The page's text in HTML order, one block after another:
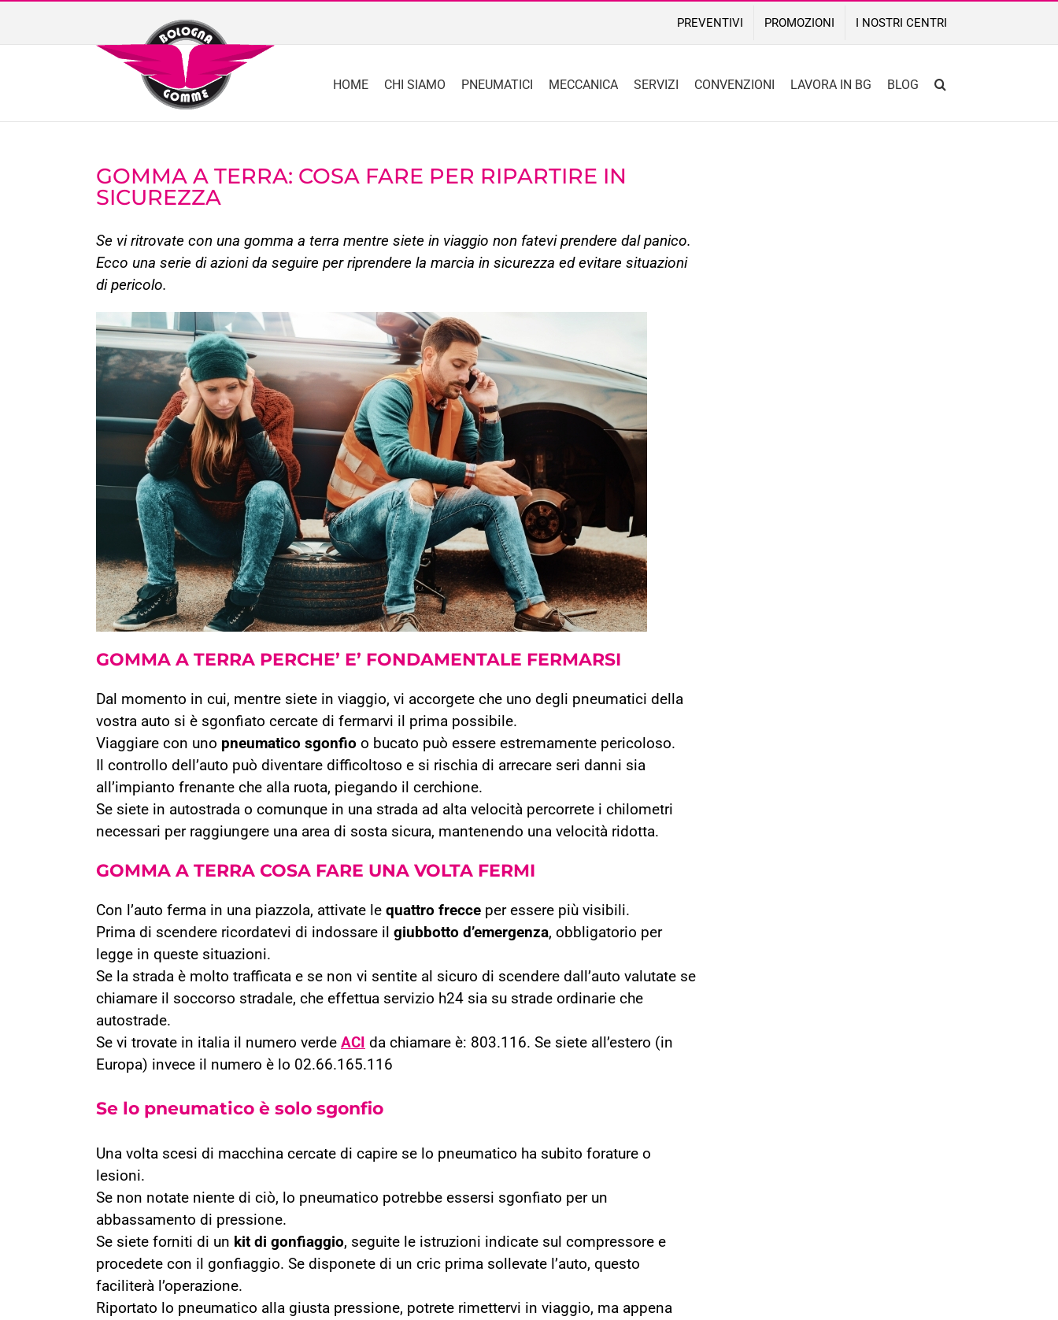
content
PREVENTIVI PROMOZIONI I NOSTRI CENTRI
HOME CHI SIAMO PNEUMATICI MECCANICA SERVIZI CONVENZIONI LAVORA IN BG BLOG
GOMMA A TERRA: COSA FARE PER RIPARTIRE IN
SICUREZZA
Se vi ritrovate con una gomma a terra mentre siete in viaggio non fatevi prendere dal panico.
Ecco una serie di azioni da seguire per riprendere la marcia in sicurezza ed evitare situazioni
di pericolo.
GOMMA A TERRA PERCHE’ E’ FONDAMENTALE FERMARSI
Dal momento in cui, mentre siete in viaggio, vi accorgete che uno degli pneumatici della
vostra auto si è sgonfiato cercate di fermarvi il prima possibile.
Viaggiare con uno pneumatico sgonfio o bucato può essere estremamente pericoloso.
Il controllo dell’auto può diventare difficoltoso e si rischia di arrecare seri danni sia
all’impianto frenante che alla ruota, piegando il cerchione.
Se siete in autostrada o comunque in una strada ad alta velocità percorrete i chilometri
necessari per raggiungere una area di sosta sicura, mantenendo una velocità ridotta.
GOMMA A TERRA COSA FARE UNA VOLTA FERMI
Con l’auto ferma in una piazzola, attivate le quattro frecce per essere più visibili.
Prima di scendere ricordatevi di indossare il giubbotto d’emergenza, obbligatorio per
legge in queste situazioni.
Se la strada è molto trafficata e se non vi sentite al sicuro di scendere dall’auto valutate se
chiamare il soccorso stradale, che effettua servizio h24 sia su strade ordinarie che
autostrade.
Se vi trovate in italia il numero verde ACI da chiamare è: 803.116. Se siete all’estero (in
Europa) invece il numero è lo 02.66.165.116
Se lo pneumatico è solo sgonfio
Una volta scesi di macchina cercate di capire se lo pneumatico ha subito forature o
lesioni.
Se non notate niente di ciò, lo pneumatico potrebbe essersi sgonfiato per un
abbassamento di pressione.
Se siete forniti di un kit di gonfiaggio, seguite le istruzioni indicate sul compressore e
procedete con il gonfiaggio. Se disponete di un cric prima sollevate l’auto, questo
faciliterà l’operazione.
Riportato lo pneumatico alla giusta pressione, potrete rimettervi in viaggio, ma appena